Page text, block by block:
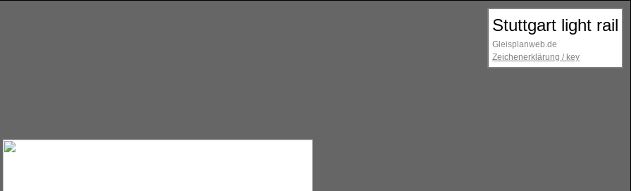
Stuttgart light rail
Gleisplanweb.de
Zeichenerklärung / key